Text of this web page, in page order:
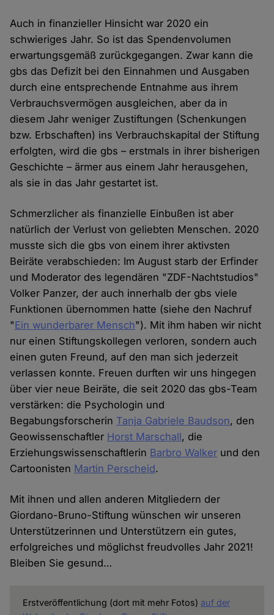
Auch in finanzieller Hinsicht war 2020 ein
schwieriges Jahr. So ist das Spendenvolumen
erwartungsgemäß zurückgegangen. Zwar kann die
gbs das Defizit bei den Einnahmen und Ausgaben
durch eine entsprechende Entnahme aus ihrem
Verbrauchsvermögen ausgleichen, aber da in
diesem Jahr weniger Zustiftungen (Schenkungen
bzw. Erbschaften) ins Verbrauchskapital der Stiftung
erfolgten, wird die gbs – erstmals in ihrer bisherigen
Geschichte – ärmer aus einem Jahr herausgehen,
als sie in das Jahr gestartet ist.
Schmerzlicher als finanzielle Einbußen ist aber
natürlich der Verlust von geliebten Menschen. 2020
musste sich die gbs von einem ihrer aktivsten
Beiräte verabschieden: Im August starb der Erfinder
und Moderator des legendären "ZDF-Nachtstudios"
Volker Panzer, der auch innerhalb der gbs viele
Funktionen übernommen hatte (siehe den Nachruf
"Ein wunderbarer Mensch"). Mit ihm haben wir nicht
nur einen Stiftungskollegen verloren, sondern auch
einen guten Freund, auf den man sich jederzeit
verlassen konnte. Freuen durften wir uns hingegen
über vier neue Beiräte, die seit 2020 das gbs-Team
verstärken: die Psychologin und
Begabungsforscherin Tanja Gabriele Baudson, den
Geowissenschaftler Horst Marschall, die
Erziehungswissenschaftlerin Barbro Walker und den
Cartoonisten Martin Perscheid.
Mit ihnen und allen anderen Mitgliedern der
Giordano-Bruno-Stiftung wünschen wir unseren
Unterstützerinnen und Unterstützern ein gutes,
erfolgreiches und möglichst freudvolles Jahr 2021!
Bleiben Sie gesund…
Erstveröffentlichung (dort mit mehr Fotos) auf der